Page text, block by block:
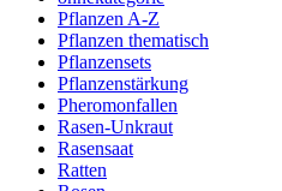
Pflanzen A-Z
Pflanzen thematisch
Pflanzensets
Pflanzenstärkung
Pheromonfallen
Rasen-Unkraut
Rasensaat
Ratten